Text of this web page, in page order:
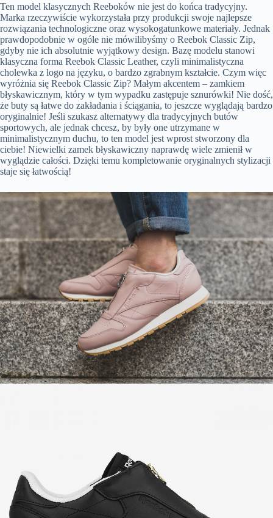
Ten model klasycznych Reeboków nie jest do końca tradycyjny.
Marka rzeczywiście wykorzystała przy produkcji swoje najlepsze
rozwiązania technologiczne oraz wysokogatunkowe materiały. Jednak
prawdopodobnie w ogóle nie mówilibyśmy o Reebok Classic Zip,
gdyby nie ich absolutnie wyjątkowy design. Bazę modelu stanowi
klasyczna forma Reebok Classic Leather, czyli minimalistyczna
cholewka z logo na języku, o bardzo zgrabnym kształcie. Czym więc
wyróżnia się Reebok Classic Zip? Małym akcentem – zamkiem
błyskawicznym, który w tym wypadku zastępuje sznurówki! Nie dość,
że buty są łatwe do zakładania i ściągania, to jeszcze wyglądają bardzo
oryginalnie! Jeśli szukasz alternatywy dla tradycyjnych butów
sportowych, ale jednak chcesz, by były one utrzymane w
minimalistycznym duchu, to ten model jest wprost stworzony dla
ciebie! Niewielki zamek błyskawiczny naprawdę wiele zmienił w
wyglądzie całości. Dzięki temu kompletowanie oryginalnych stylizacji
staje się łatwością!